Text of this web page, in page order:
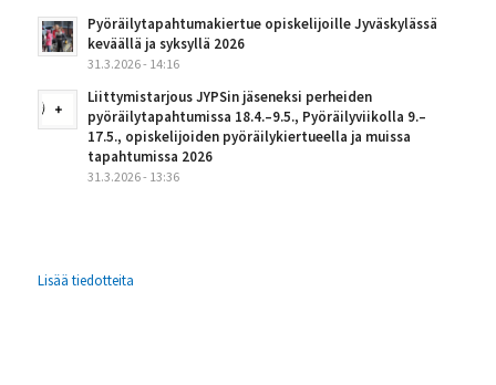
Pyöräilytapahtumakiertue opiskelijoille Jyväskylässä
keväällä ja syksyllä 2026
31.3.2026 - 14:16
Liittymistarjous JYPSin jäseneksi perheiden
pyöräilytapahtumissa 18.4.–9.5., Pyöräilyviikolla 9.–
17.5., opiskelijoiden pyöräilykiertueella ja muissa
tapahtumissa 2026
31.3.2026 - 13:36
Lisää tiedotteita